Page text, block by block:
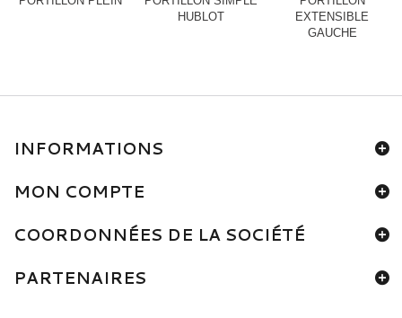
HUBLOT
EXTENSIBLE
GAUCHE
INFORMATIONS
MON COMPTE
COORDONNÉES DE LA SOCIÉTÉ
PARTENAIRES